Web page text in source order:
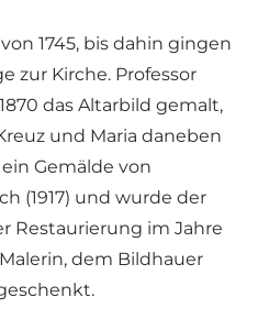
1745, bis dahin gingen
zur Kirche. Professor
das Altarbild gemalt,
und Maria daneben
Gemälde von
(1917) und wurde der
Restaurierung im Jahre
dem Bildhauer